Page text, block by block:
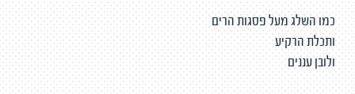
כמו השלג מעל פסגות הרים
ותכלת הרקיע
ולובן עננים